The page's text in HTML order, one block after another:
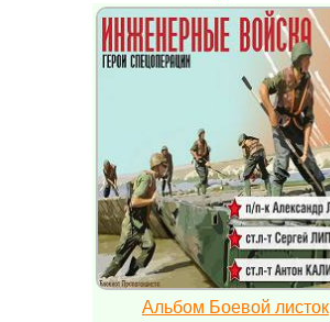
Альбом Боевой листок